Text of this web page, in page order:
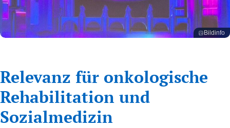
Bildinfo
Relevanz für onkologische
Rehabilitation und
Sozialmedizin